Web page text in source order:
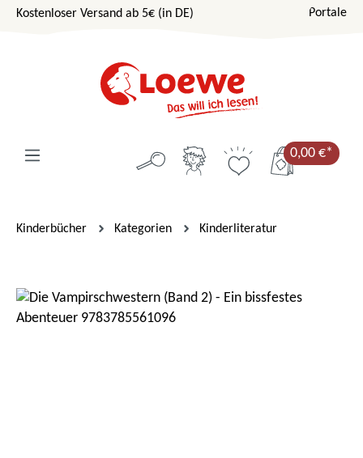
Zum Hauptinhalt springen
Kostenloser Versand ab 5€ (in DE) Portale
0,00 €*
Kinderbücher Kategorien Kinderliteratur
Bildergalerie überspringen